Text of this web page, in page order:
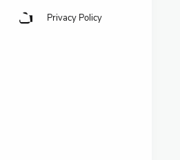
Privacy Policy